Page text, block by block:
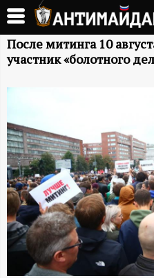
Перейти
основному
содержанию
А
И
М
А
Й
После митинга 10
участник «болотного